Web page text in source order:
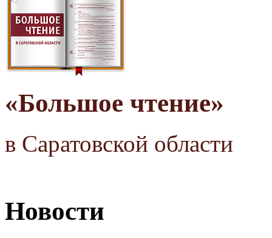
«Большое чтение»
в Саратовской области
Новости